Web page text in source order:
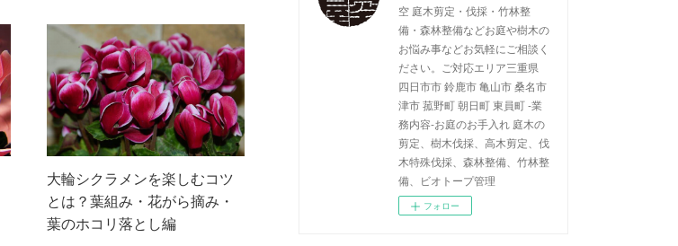
大輪シクラメンを楽しむコツ
とは？葉組み・花がら摘み・
葉のホコリ落とし編
空 庭木剪定・伐採・竹林整
備・森林整備などお庭や樹木の
お悩み事などお気軽にご相談く
ださい。ご対応エリア三重県
四日市市 鈴鹿市 亀山市 桑名市
津市 菰野町 朝日町 東員町 -業
務内容-お庭のお手入れ 庭木の
剪定、樹木伐採、高木剪定、伐
木特殊伐採、森林整備、竹林整
備、ビオトープ管理
フォロー